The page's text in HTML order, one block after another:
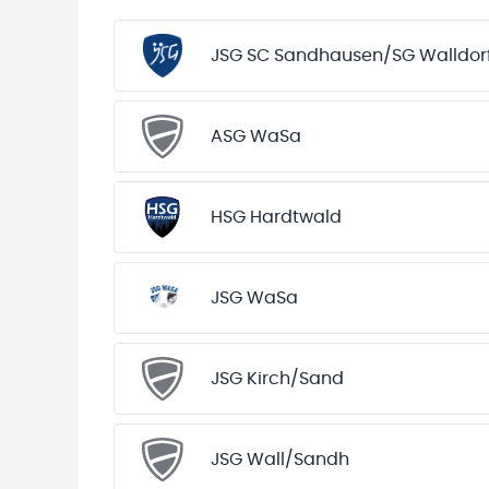
JSG SC Sandhausen/SG
ASG WaSa
HSG Hardtwald
JSG WaSa
JSG Kirch/Sand
JSG Wall/Sandh